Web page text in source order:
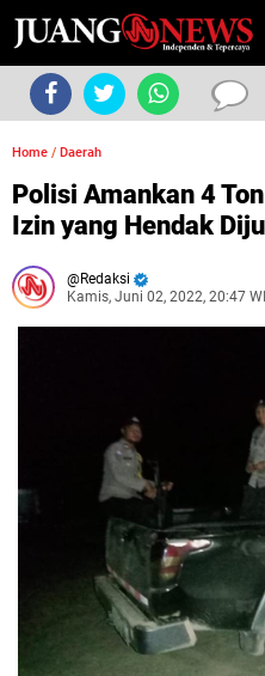
Home / Daerah
Polisi Amankan 4
Izin yang Hendak
Redaksi
Kamis, Juni 02, 2022, 20:47